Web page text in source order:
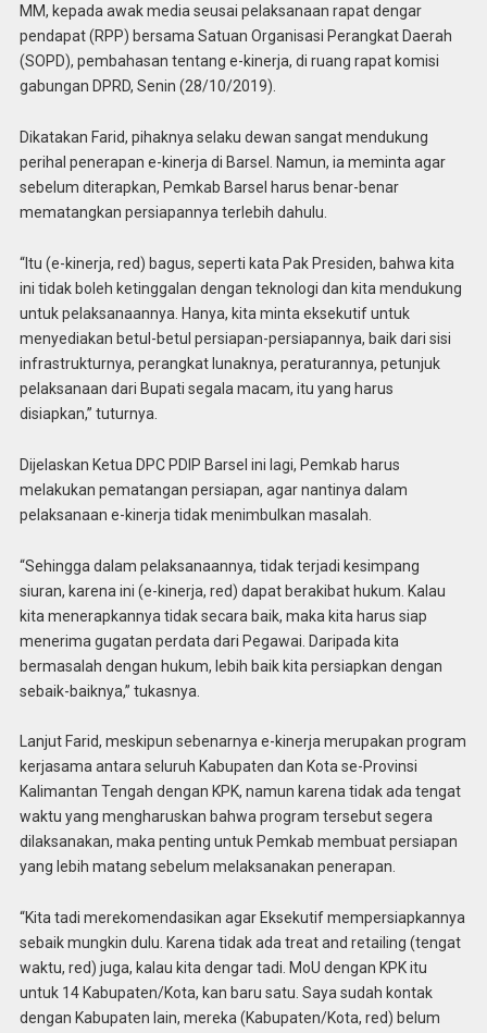
MM, kepada awak media seusai pelaksanaan rapat dengar
pendapat (RPP) bersama Satuan Organisasi Perangkat Daerah
(SOPD), pembahasan tentang e-kinerja, di ruang rapat komisi
gabungan DPRD, Senin (28/10/2019).
Dikatakan Farid, pihaknya selaku dewan sangat mendukung
perihal penerapan e-kinerja di Barsel. Namun, ia meminta agar
sebelum diterapkan, Pemkab Barsel harus benar-benar
mematangkan persiapannya terlebih dahulu.
“Itu (e-kinerja, red) bagus, seperti kata Pak Presiden, bahwa kita
ini tidak boleh ketinggalan dengan teknologi dan kita mendukung
untuk pelaksanaannya. Hanya, kita minta eksekutif untuk
menyediakan betul-betul persiapan-persiapannya, baik dari sisi
infrastrukturnya, perangkat lunaknya, peraturannya, petunjuk
pelaksanaan dari Bupati segala macam, itu yang harus
disiapkan,” tuturnya.
Dijelaskan Ketua DPC PDIP Barsel ini lagi, Pemkab harus
melakukan pematangan persiapan, agar nantinya dalam
pelaksanaan e-kinerja tidak menimbulkan masalah.
“Sehingga dalam pelaksanaannya, tidak terjadi kesimpang
siuran, karena ini (e-kinerja, red) dapat berakibat hukum. Kalau
kita menerapkannya tidak secara baik, maka kita harus siap
menerima gugatan perdata dari Pegawai. Daripada kita
bermasalah dengan hukum, lebih baik kita persiapkan dengan
sebaik-baiknya,” tukasnya.
Lanjut Farid, meskipun sebenarnya e-kinerja merupakan program
kerjasama antara seluruh Kabupaten dan Kota se-Provinsi
Kalimantan Tengah dengan KPK, namun karena tidak ada tengat
waktu yang mengharuskan bahwa program tersebut segera
dilaksanakan, maka penting untuk Pemkab membuat persiapan
yang lebih matang sebelum melaksanakan penerapan.
“Kita tadi merekomendasikan agar Eksekutif mempersiapkannya
sebaik mungkin dulu. Karena tidak ada treat and retailing (tengat
waktu, red) juga, kalau kita dengar tadi. MoU dengan KPK itu
untuk 14 Kabupaten/Kota, kan baru satu. Saya sudah kontak
dengan Kabupaten lain, mereka (Kabupaten/Kota, red) belum